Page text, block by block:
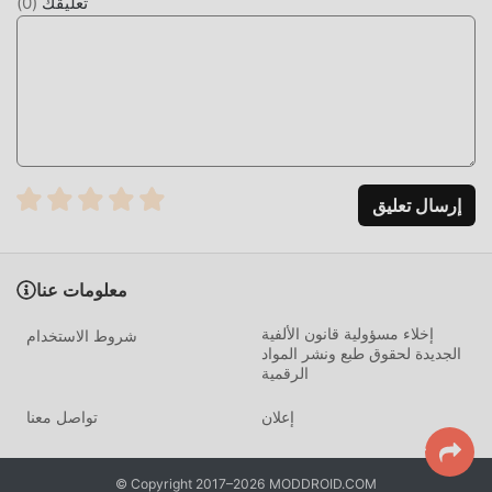
يجعل الناس يشعرون بالتعب ، ولكن الآن ، أدى ظهور التعديلات إلى
التحميل الان
الشائعة المجانية في انتظار لتلعب ، ماذا تنتظر ، قم بتنزيله الآن!
إرسال تعليق
معلومات عنا
شروط الاستخدام
إخلاء مسؤولية قانون الألفية
الجديدة لحقوق طبع ونشر المواد
الرقمية
تواصل معنا إعلان
© Copyright 2017–2026 MODDROID.COM